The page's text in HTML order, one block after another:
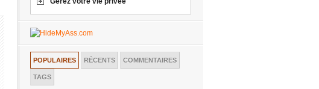
POPULAIRES RÉCENTS COMMENTAIRES
TAGS